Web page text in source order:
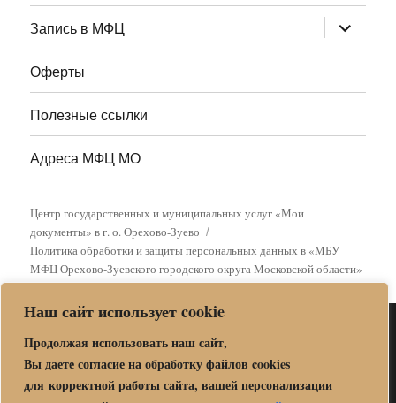
Наш сайт использует cookie
Продолжая использовать наш сайт,
Вы даете согласие на обработку файлов cookies
для корректной работы сайта, вашей персонализации
Запись в МФЦ раскрыть
дочернее
меню
Оферты
Полезные ссылки
Адреса МФЦ МО
Центр государственных и муниципальных услуг «Мои
документы» в г. о. Орехово-Зуево
Политика обработки и защиты персональных данных в «МБУ
МФЦ Орехово-Зуевского городского округа Московской области»